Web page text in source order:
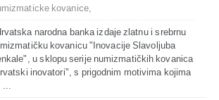
kovanice,
narodna banka izdaje zlatnu i srebrnu
kovanicu "Inovacije Slavoljuba
u sklopu serije numizmatičkih kovanica
inovatori", s prigodnim motivima kojima
...